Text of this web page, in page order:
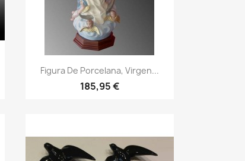
Figura De Porcelana, Virgen...
185,95 €